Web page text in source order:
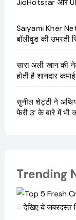
JioHotstar और
Saiyami Kher
बॉलीवुड की उभरती
सारा अली खान की
होती है शानदार कमाई
सुनील शेट्टी ने
फेरी 3’ के बारे में भी
Trending